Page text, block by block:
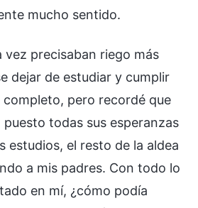
mucho sentido.
vez precisaban riego más
dejar de estudiar y cumplir
pero recordé que
todas sus esperanzas
estudios, el resto de la aldea
a mis padres. Con todo lo
en mí, ¿cómo podía